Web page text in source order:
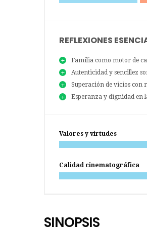
REFLEXIONES
Familia como motor de
Autenticidad y sencillez
Superación de vicios con
Esperanza y dignidad en
Valores y virtudes
Calidad cinematográfica
SINOPSIS